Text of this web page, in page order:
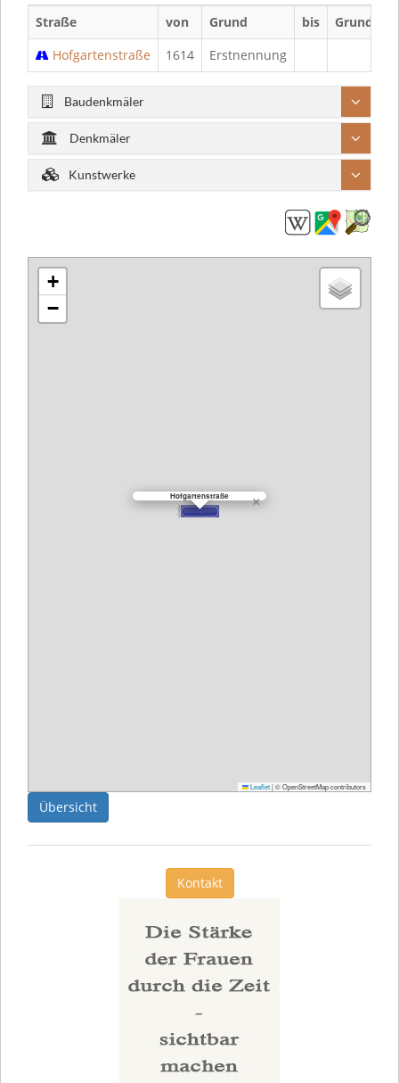
Straße von Grund bis
Grund
Hofgartenstraße
1614 Erstnennung
Baudenkmäler
Denkmäler
Kunstwerke
Hofgartenstraße ×
+
−
Leaflet|© OpenStreetMap contributors
Übersicht
Kontakt